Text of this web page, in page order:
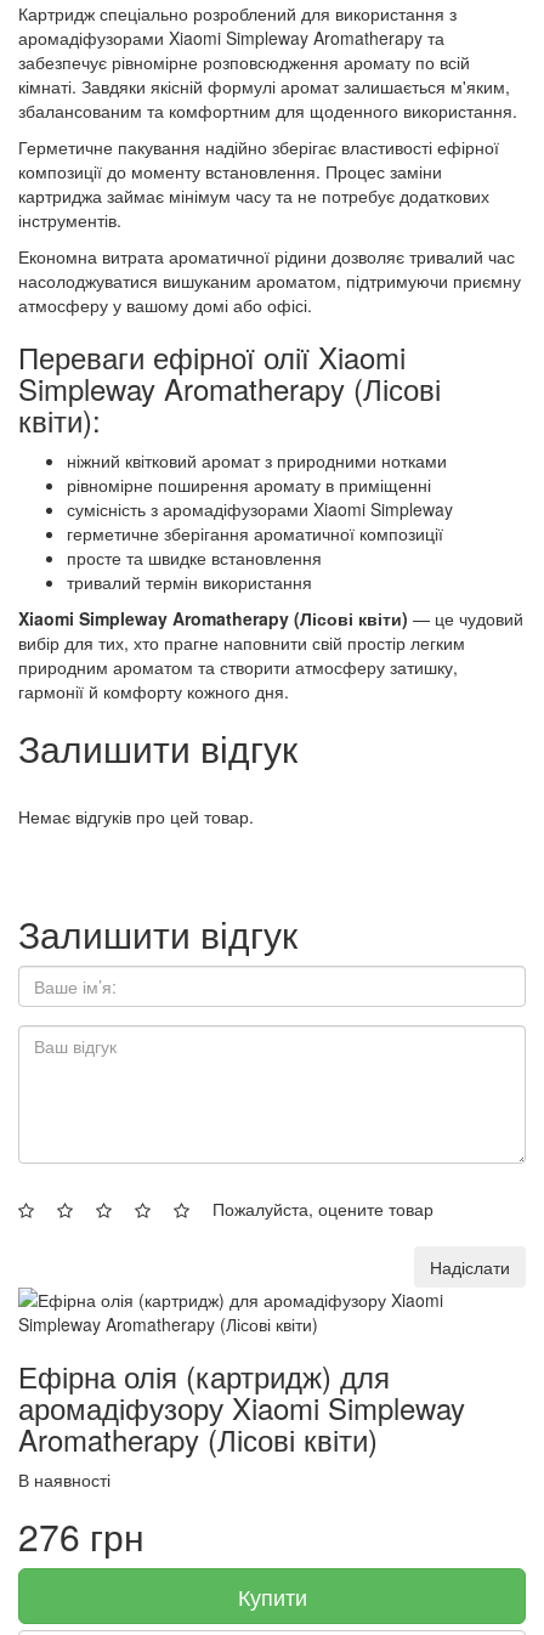
Картридж спеціально розроблений для використання з
аромадіфузорами Xiaomi Simpleway Aromatherapy та
забезпечує рівномірне розповсюдження аромату по всій
кімнаті. Завдяки якісній формулі аромат залишається м'яким,
збалансованим та комфортним для щоденного використання.
Герметичне пакування надійно зберігає властивості ефірної
композиції до моменту встановлення. Процес заміни
картриджа займає мінімум часу та не потребує додаткових
інструментів.
Економна витрата ароматичної рідини дозволяє тривалий час
насолоджуватися вишуканим ароматом, підтримуючи приємну
атмосферу у вашому домі або офісі.
Переваги ефірної олії Xiaomi
Simpleway Aromatherapy (Лісові
квіти):
ніжний квітковий аромат з природними нотками
рівномірне поширення аромату в приміщенні
сумісність з аромадіфузорами Xiaomi Simpleway
герметичне зберігання ароматичної композиції
просте та швидке встановлення
тривалий термін використання
Xiaomi Simpleway Aromatherapy (Лісові квіти) — це чудовий
вибір для тих, хто прагне наповнити свій простір легким
природним ароматом та створити атмосферу затишку,
гармонії й комфорту кожного дня.
Залишити відгук
Немає відгуків про цей товар.
Залишити відгук
Пожалуйста, оцените товар
Надіслати
Ефірна олія (картридж) для
аромадіфузору Xiaomi Simpleway
Aromatherapy (Лісові квіти)
В наявності
276 грн
Купити